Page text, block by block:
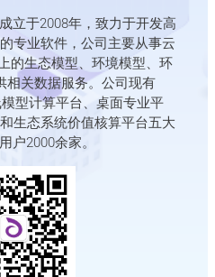
立于2008年，致力于开发高
专业软件，公司主要从事云
的生态模型、环境模型、环
相关数据服务。公司现有
型计算平台、桌面专业平
生态系统价值核算平台五大
户2000余家。